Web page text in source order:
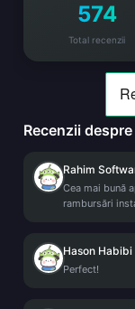
574
Total recenzii
Recenzii
Rahim
Cea mai bună
rambursări
Hason Habibi
Perfect!